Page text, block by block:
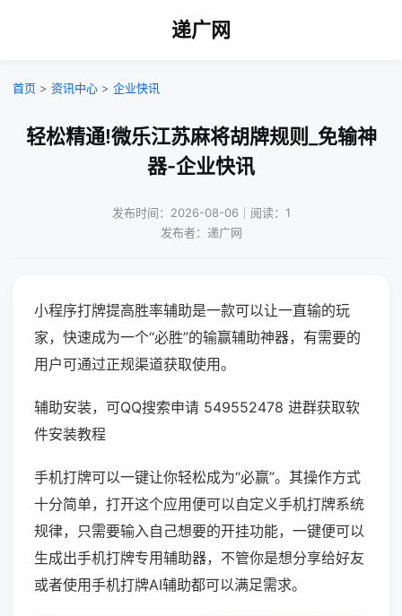
递广网
首页 > 资讯中心 > 企业快讯
轻松精通!微乐江苏麻将胡牌规则_免输神
器-企业快讯
发布时间：2026-08-06｜阅读：1
发布者：递广网
小程序打牌提高胜率辅助是一款可以让一直输的玩
家，快速成为一个“必胜”的输赢辅助神器，有需要的
用户可通过正规渠道获取使用。
辅助安装，可QQ搜索申请 549552478 进群获取软
件安装教程
手机打牌可以一键让你轻松成为“必赢”。其操作方式
十分简单，打开这个应用便可以自定义手机打牌系统
规律，只需要输入自己想要的开挂功能，一键便可以
生成出手机打牌专用辅助器，不管你是想分享给好友
或者使用手机打牌AI辅助都可以满足需求。